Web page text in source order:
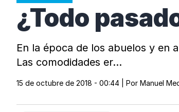
¿Todo
En la época de los abuelos y en
Las comodidades er…
15 de octubre de 2018 - 00:44 | Por Manuel